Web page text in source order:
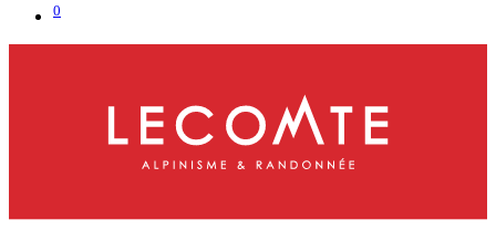
0